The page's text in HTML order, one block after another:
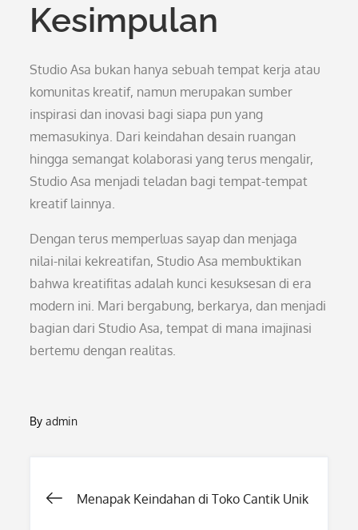
Kesimpulan
Studio Asa bukan hanya sebuah tempat kerja atau
komunitas kreatif, namun merupakan sumber
inspirasi dan inovasi bagi siapa pun yang
memasukinya. Dari keindahan desain ruangan
hingga semangat kolaborasi yang terus mengalir,
Studio Asa menjadi teladan bagi tempat-tempat
kreatif lainnya.
Dengan terus memperluas sayap dan menjaga
nilai-nilai kekreatifan, Studio Asa membuktikan
bahwa kreatifitas adalah kunci kesuksesan di era
modern ini. Mari bergabung, berkarya, dan menjadi
bagian dari Studio Asa, tempat di mana imajinasi
bertemu dengan realitas.
Byadmin
Post
Menapak Keindahan di Toko Cantik Unik